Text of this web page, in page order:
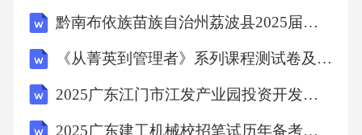
黔南布依族苗族自治州荔波县2025届数学四年级下学期期中联考试题含解析
《从菁英到管理者》系列课程测试卷及答案
2025广东江门市江发产业园投资开发集团有限公司拟聘用人员笔试历年常考点试题专练附带答案详解
2025广东建工机械校招笔试历年备考题库附带答案详解